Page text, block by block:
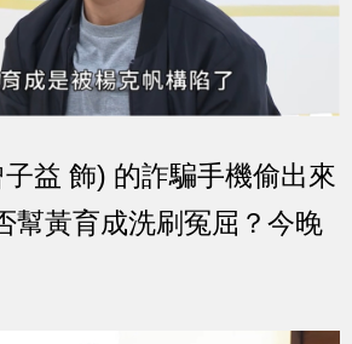
益 飾) 的詐騙手機偷出來
幫黃育成洗刷冤屈？今晚